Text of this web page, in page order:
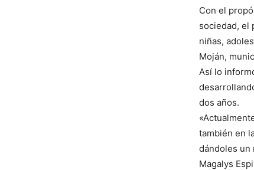
Con el
sociedad, el
niñas,
Moján,
Así lo
dos años.
también en
dándoles un
Magalys